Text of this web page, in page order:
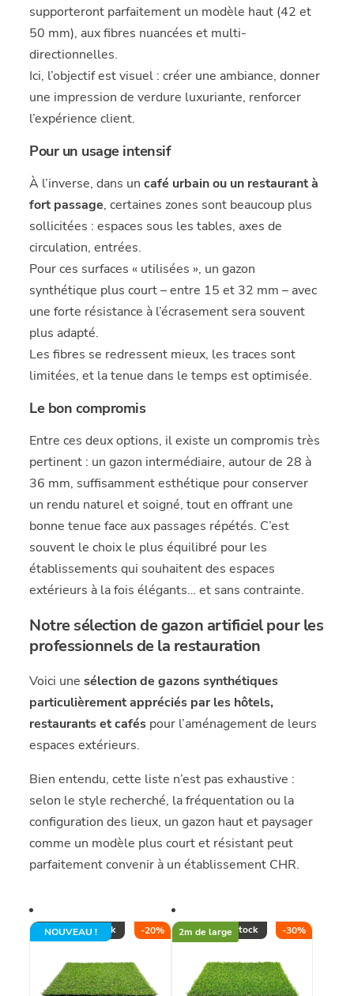
supporteront parfaitement un modèle haut (42 et
50 mm), aux fibres nuancées et multi-
directionnelles.
Ici, l’objectif est visuel : créer une ambiance, donner
une impression de verdure luxuriante, renforcer
l’expérience client.
Pour un usage intensif
À l’inverse, dans uncafé urbain ou un restaurant à
fort passage, certaines zones sont beaucoup plus
sollicitées : espaces sous les tables, axes de
circulation, entrées.
Pour ces surfaces « utilisées », un gazon
synthétique plus court – entre 15 et 32 mm – avec
une forte résistance à l’écrasement sera souvent
plus adapté.
Les fibres se redressent mieux, les traces sont
limitées, et la tenue dans le temps est optimisée.
Le bon compromis
Entre ces deux options, il existe un compromis très
pertinent : un gazon intermédiaire, autour de 28 à
36 mm, suffisamment esthétique pour conserver
un rendu naturel et soigné, tout en offrant une
bonne tenue face aux passages répétés. C’est
souvent le choix le plus équilibré pour les
établissements qui souhaitent des espaces
extérieurs à la fois élégants… et sans contrainte.
Notre sélection de gazon artificiel pour les
professionnels de la restauration
Voici unesélection de gazons synthétiques
particulièrement appréciés par les hôtels,
restaurants et cafés pour l’aménagement de leurs
espaces extérieurs.
Bien entendu, cette liste n’est pas exhaustive :
selon le style recherché, la fréquentation ou la
configuration des lieux, un gazon haut et paysager
comme un modèle plus court et résistant peut
parfaitement convenir à un établissement CHR.
Rupture de stock
NOUVEAU ! -20% Rupture de stock -30%
2m de large